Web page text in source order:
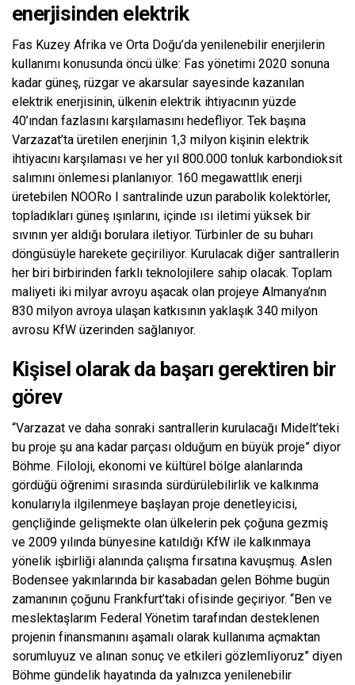
enerjisinden elektrik
Fas Kuzey Afrika ve Orta Doğu’da yenilenebilir enerjilerin
kullanımı konusunda öncü ülke: Fas yönetimi 2020 sonuna
kadar güneş, rüzgar ve akarsular sayesinde kazanılan
elektrik enerjisinin, ülkenin elektrik ihtiyacının yüzde
40’ından fazlasını karşılamasını hedefliyor. Tek başına
Varzazat’ta üretilen enerjinin 1,3 milyon kişinin elektrik
ihtiyacını karşılaması ve her yıl 800.000 tonluk karbondioksit
salımını önlemesi planlanıyor. 160 megawattlık enerji
üretebilen NOORo I santralinde uzun parabolik kolektörler,
topladıkları güneş ışınlarını, içinde ısı iletimi yüksek bir
sıvının yer aldığı borulara iletiyor. Türbinler de su buharı
döngüsüyle harekete geçiriliyor. Kurulacak diğer santrallerin
her biri birbirinden farklı teknolojilere sahip olacak. Toplam
maliyeti iki milyar avroyu aşacak olan projeye Almanya’nın
830 milyon avroya ulaşan katkısının yaklaşık 340 milyon
avrosu KfW üzerinden sağlanıyor.
Kişisel olarak da başarı gerektiren bir
görev
“Varzazat ve daha sonraki santrallerin kurulacağı Midelt’teki
bu proje şu ana kadar parçası olduğum en büyük proje” diyor
Böhme. Filoloji, ekonomi ve kültürel bölge alanlarında
gördüğü öğrenimi sırasında sürdürülebilirlik ve kalkınma
konularıyla ilgilenmeye başlayan proje denetleyicisi,
gençliğinde gelişmekte olan ülkelerin pek çoğuna gezmiş
ve 2009 yılında bünyesine katıldığı KfW ile kalkınmaya
yönelik işbirliği alanında çalışma fırsatına kavuşmuş. Aslen
Bodensee yakınlarında bir kasabadan gelen Böhme bugün
zamanının çoğunu Frankfurt’taki ofisinde geçiriyor. “Ben ve
meslektaşlarım Federal Yönetim tarafından desteklenen
projenin finansmanını aşamalı olarak kullanıma açmaktan
sorumluyuz ve alınan sonuç ve etkileri gözlemliyoruz” diyen
Böhme gündelik hayatında da yalnızca yenilenebilir